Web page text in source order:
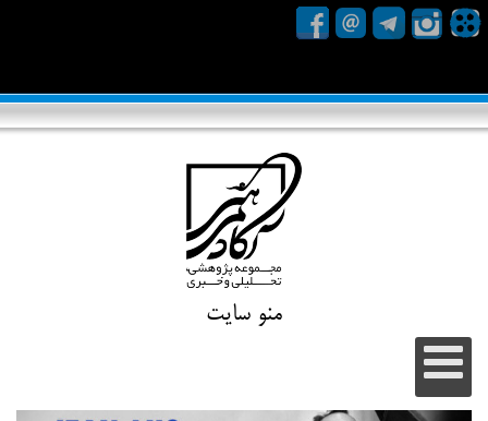
منو سایت